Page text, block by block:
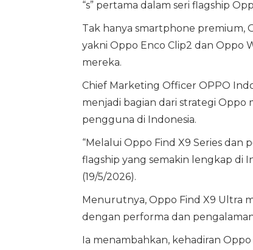
“s” pertama dalam seri flagship
Tak hanya smartphone premium,
yakni Oppo Enco Clip2 dan Oppo
mereka.
Chief Marketing Officer OPPO
menjadi bagian dari strategi
pengguna di Indonesia.
“Melalui Oppo Find X9 Series
flagship yang semakin lengkap di
(19/5/2026).
Menurutnya, Oppo Find X9 Ultra
dengan performa dan
Ia menambahkan, kehadiran